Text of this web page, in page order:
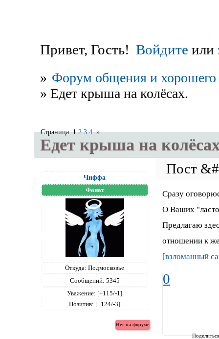
Привет, Гость! Войдите или
» Форум общения и хорошего
» Едет крыша на колёсах.
Едет крыша на
Страница:1 2 3 4 »
Чиффа
Фанат
Откуда: Подмосковье
Сообщений: 5345
Уважение: [+115/-1]
Позитив: [+124/-3]
Сразу
О Ваших
Предлагаю
отношении к
[взломанный
0